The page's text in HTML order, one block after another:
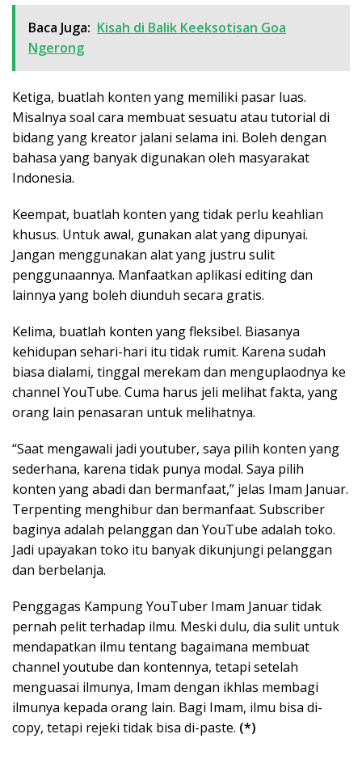
Baca Juga: Kisah di Balik Keeksotisan Goa
Ngerong
Ketiga, buatlah konten yang memiliki pasar luas.
Misalnya soal cara membuat sesuatu atau tutorial di
bidang yang kreator jalani selama ini. Boleh dengan
bahasa yang banyak digunakan oleh masyarakat
Indonesia.
Keempat, buatlah konten yang tidak perlu keahlian
khusus. Untuk awal, gunakan alat yang dipunyai.
Jangan menggunakan alat yang justru sulit
penggunaannya. Manfaatkan aplikasi editing dan
lainnya yang boleh diunduh secara gratis.
Kelima, buatlah konten yang fleksibel. Biasanya
kehidupan sehari-hari itu tidak rumit. Karena sudah
biasa dialami, tinggal merekam dan menguplaodnya ke
channel YouTube. Cuma harus jeli melihat fakta, yang
orang lain penasaran untuk melihatnya.
“Saat mengawali jadi youtuber, saya pilih konten yang
sederhana, karena tidak punya modal. Saya pilih
konten yang abadi dan bermanfaat,” jelas Imam Januar.
Terpenting menghibur dan bermanfaat. Subscriber
baginya adalah pelanggan dan YouTube adalah toko.
Jadi upayakan toko itu banyak dikunjungi pelanggan
dan berbelanja.
Penggagas Kampung YouTuber Imam Januar tidak
pernah pelit terhadap ilmu. Meski dulu, dia sulit untuk
mendapatkan ilmu tentang bagaimana membuat
channel youtube dan kontennya, tetapi setelah
menguasai ilmunya, Imam dengan ikhlas membagi
ilmunya kepada orang lain. Bagi Imam, ilmu bisa di-
copy, tetapi rejeki tidak bisa di-paste. (*)